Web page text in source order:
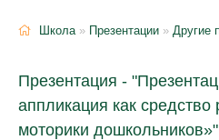
Школа» Презентации » Другие
Презентация -
аппликация как средство
моторики дошкольников»"